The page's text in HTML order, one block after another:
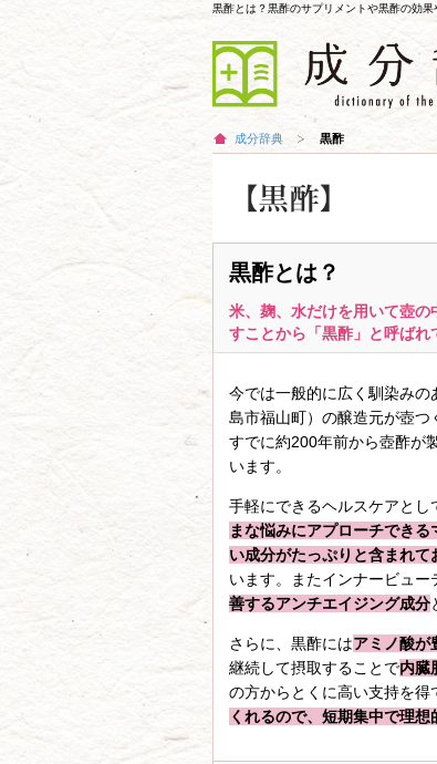
黒酢とは？黒酢のサプリメントや黒酢の効
成分辞典 黒酢
黒酢とは？
米、麹、水だけを用いて壺
すことから「黒酢」と呼ばれ
今では一般的に広く馴染み
島市福山町）の醸造元が壺
すでに約200年前から壺酢が
います。
手軽にできるヘルスケアと
まな悩みにアプローチできる
い成分がたっぷりと含まれ
います。またインナービュー
善するアンチエイジング成分
さらに、黒酢にはアミノ酸が
継続して摂取することで内臓
の方からとくに高い支持を得
くれるので、短期集中で理